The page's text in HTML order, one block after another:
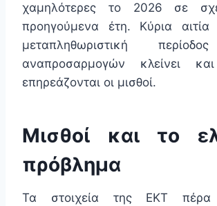
χαμηλότερες το 2026 σε
προηγούμενα έτη. Κύρια αιτία
μεταπληθωριστική
αναπροσαρμογών κλείνει
επηρεάζονται οι μισθοί.
Μισθοί και το
πρόβλημα
Τα στοιχεία της ΕΚΤ